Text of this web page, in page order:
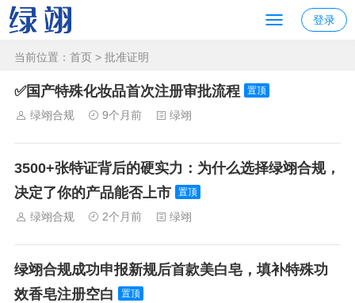
登录
当前位置： 首页 > 批准证明
✅国产特殊化妆品首次注册审批流程 置顶
绿翊合规 9个月前 绿翊
3500+张特证背后的硬实力：为什么选择绿翊合规，
决定了你的产品能否上市
置顶
绿翊合规 2个月前 绿翊
绿翊合规成功申报新规后首款美白皂，填补特殊功
效香皂注册空白
置顶